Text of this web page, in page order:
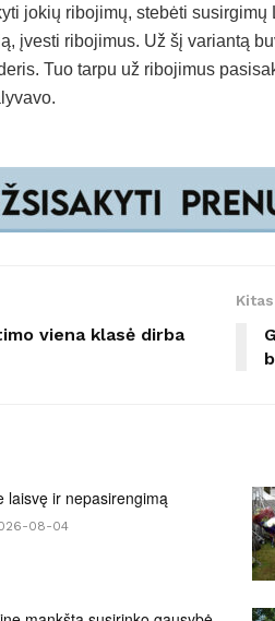
jokių ribojimų, stebėti
įvesti ribojimus. Už šį variantą
Tuo tarpu už ribojimus
viena klasė dirba
laisvę ir nepasirengimą
08-04